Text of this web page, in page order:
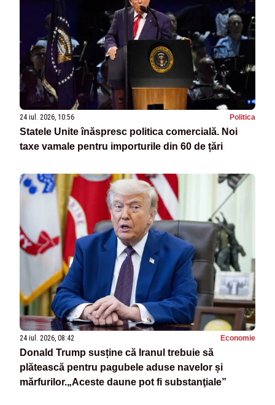
24 iul. 2026, 10:56 Politica
Statele Unite înăspresc politica comercială. Noi
taxe vamale pentru importurile din 60 de țări
24 iul. 2026, 08:42 Economie
Donald Trump susține că Iranul trebuie să
plătească pentru pagubele aduse navelor și
mărfurilor.„Aceste daune pot fi substanţiale”